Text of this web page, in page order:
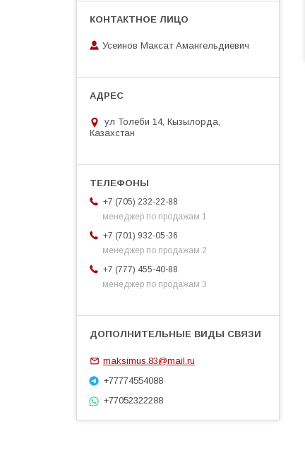
Усеинов Максат Амангельдиевич
ул Толеби 14, Кызылорда,
Казахстан
+7 (705) 232-22-88
менеджер по продажам 1
+7 (701) 932-05-36
менеджер по продажам 2
+7 (777) 455-40-88
менеджер по продажам 3
maksimus.83@mail.ru
+77774554088
+77052322288